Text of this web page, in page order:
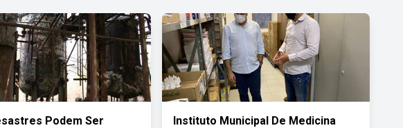
Podem Ser
Instituto Municipal De Medicina